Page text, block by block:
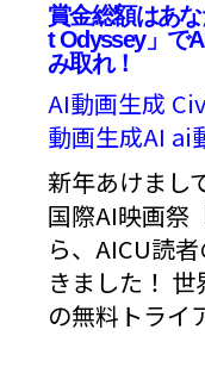
賞金総額はあ
t Odyssey」で
み取れ！
AI動画生成
動画生成AI ai
新年あけまし
国際AI映画祭
ら、AICU読
きました！
の無料トライ